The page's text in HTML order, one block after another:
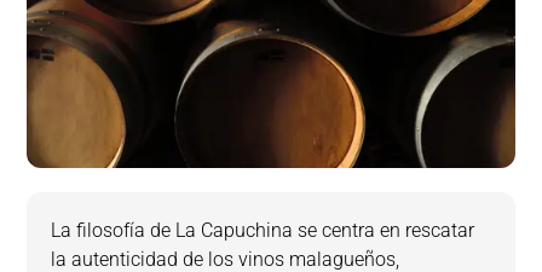
La filosofía de La Capuchina se centra en rescatar
la autenticidad de los vinos malagueños,